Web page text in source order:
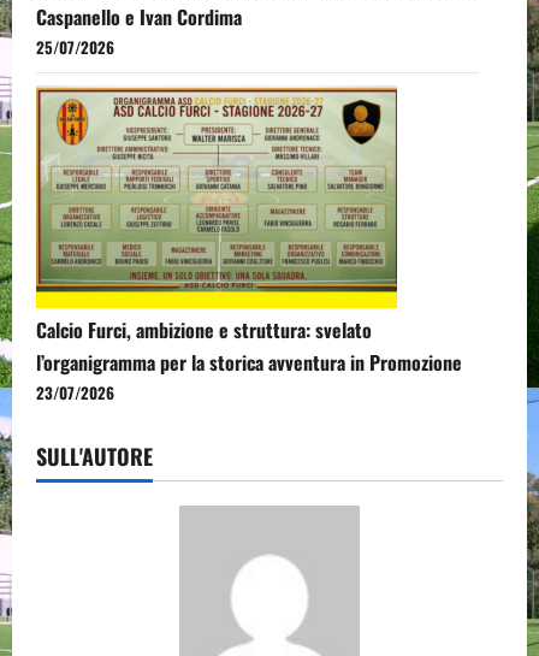
Caspanello e Ivan Cordima
25/07/2026
Calcio Furci, ambizione e struttura: svelato
l’organigramma per la storica avventura in Promozione
23/07/2026
SULL'AUTORE